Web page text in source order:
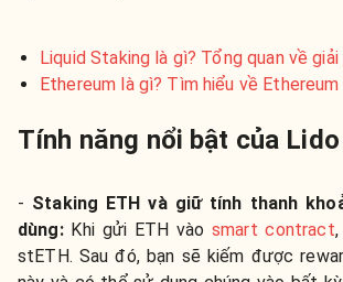
Liquid Staking là gì? Tổng quan về
Ethereum là gì? Tìm hiểu về
Tính năng nổi bật của Lido
- Staking ETH và giữ tính thanh
dùng: Khi gửi ETH vàosmart contract
stETH. Sau đó, bạn sẽ kiếm được